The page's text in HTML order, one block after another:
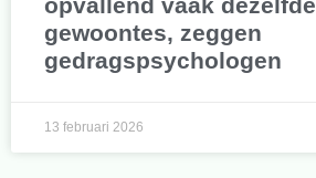
gewoontes, zeggen
gedragspsychologen
13 februari 2026